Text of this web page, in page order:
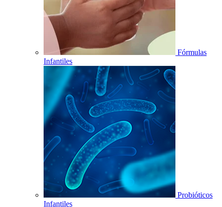
Fórmulas
Infantiles
Probióticos
Infantiles